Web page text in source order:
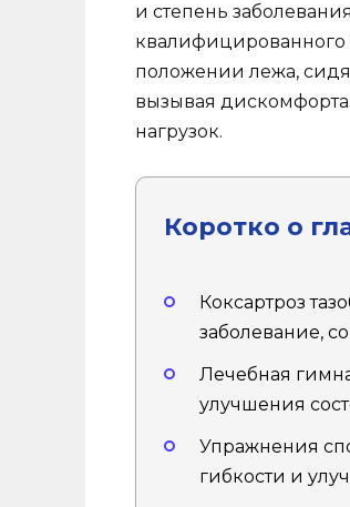
и степень
положении лежа, сидя
вызывая
нагрузок.
Коротко о
Коксартроз
заболевание,
Лечебная
улучшения
Упражнения
гибкости и